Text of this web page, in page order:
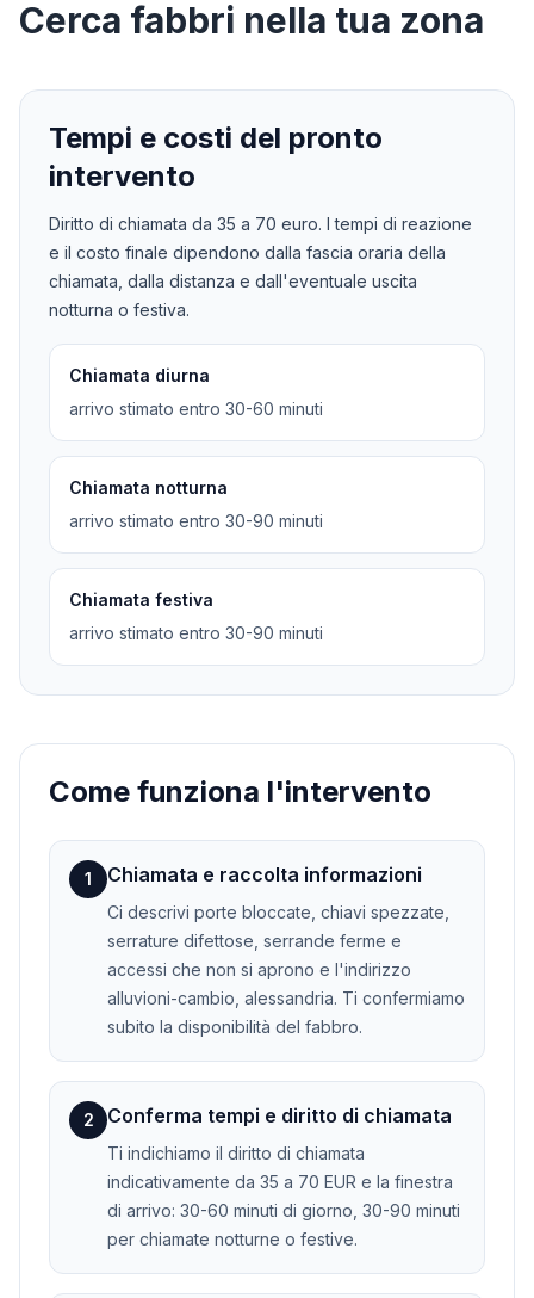
Cerca fabbri nella tua zona
Tempi e costi del pronto
intervento
Diritto di chiamata da 35 a 70 euro. I tempi di reazione
e il costo finale dipendono dalla fascia oraria della
chiamata, dalla distanza e dall'eventuale uscita
notturna o festiva.
Chiamata diurna
arrivo stimato entro 30-60 minuti
Chiamata notturna
arrivo stimato entro 30-90 minuti
Chiamata festiva
arrivo stimato entro 30-90 minuti
Come funziona l'intervento
1 Chiamata e raccolta informazioni
Ci descrivi porte bloccate, chiavi spezzate,
serrature difettose, serrande ferme e
accessi che non si aprono e l'indirizzo
alluvioni-cambio, alessandria. Ti confermiamo
subito la disponibilità del fabbro.
2 Conferma tempi e diritto di chiamata
Ti indichiamo il diritto di chiamata
indicativamente da 35 a 70 EUR e la finestra
di arrivo: 30-60 minuti di giorno, 30-90 minuti
per chiamate notturne o festive.